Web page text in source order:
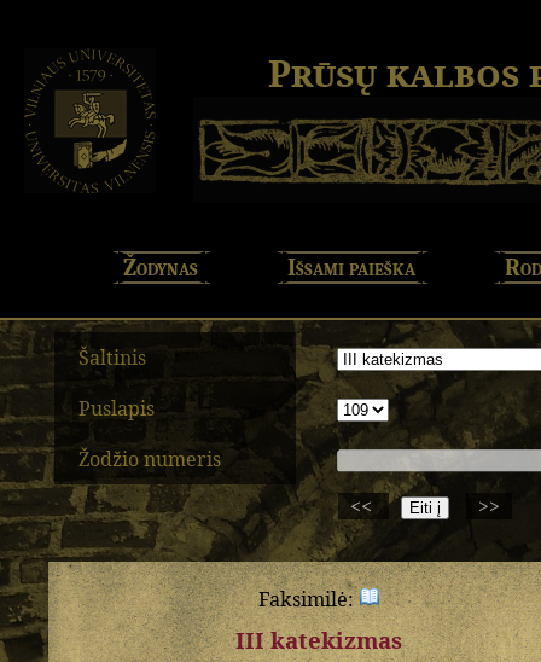
Prūsų kalbos
Žodynas Išsami paieška
Šaltinis
Puslapis
Žodžio numeris
<<
>>
Faksimilė:
III katekizmas